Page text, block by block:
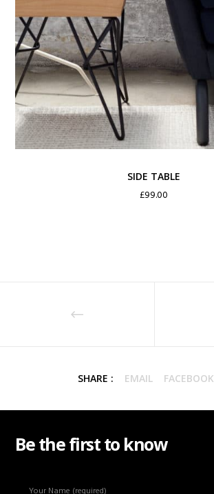
SIDE TABLE
£99.00
SHARE : EMAIL FACEBOOK
Be the first to know